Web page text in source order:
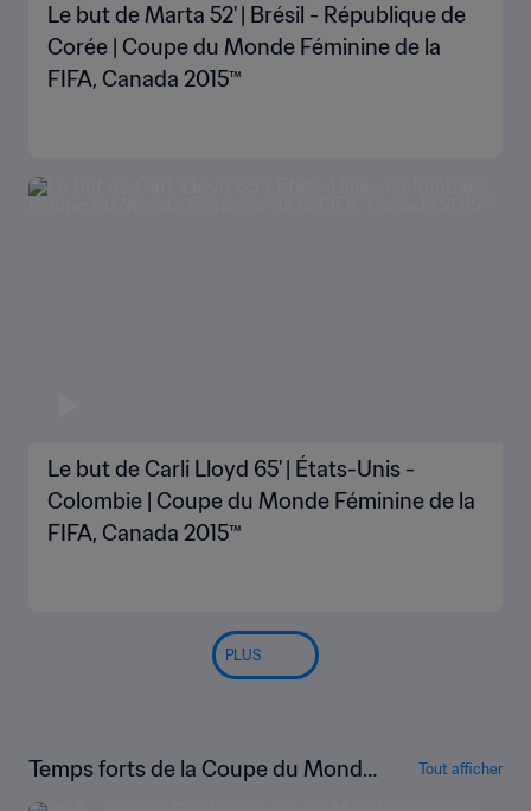
Le but de Marta 52' | Brésil - République de
Corée | Coupe du Monde Féminine de la
FIFA, Canada 2015™
Le but de Carli Lloyd 65' | États-Unis -
Colombie | Coupe du Monde Féminine de la
FIFA, Canada 2015™
PLUS
Temps forts de la Coupe du Monde
Féminine de la FIFA, Canada 2015™
Tout afficher